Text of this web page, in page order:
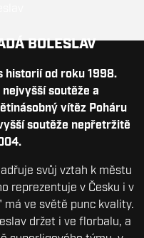
BOLESLAV
historií od roku 1998.
soutěže a
vítěz Poháru
soutěže nepřetržitě
svůj vztah k městu
reprezentuje v Česku i v
má ve světě punc kvality.
držet i ve florbalu, a